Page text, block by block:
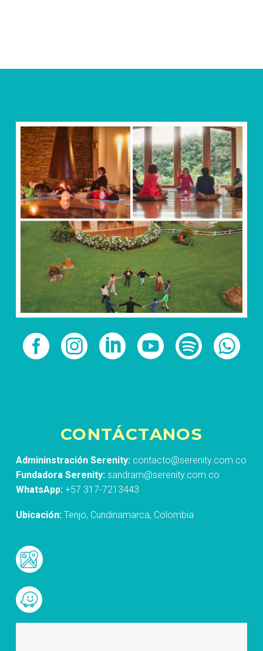
CONTÁCTANOS
Admininstración Serenity: contacto@serenity.com.co
Fundadora Serenity: sandram@serenity.com.co
WhatsApp: +57 317-7213443
Ubicación: Tenjo, Cundinamarca, Colombia